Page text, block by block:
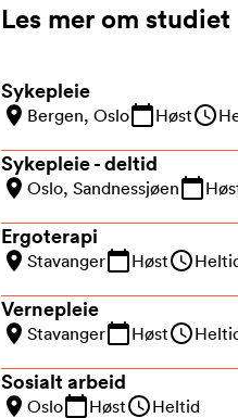
Les mer om studiet
Sykepleie
Bergen, Oslo Høst
Sykepleie - deltid
Oslo, Sandnessjøen
Ergoterapi
Stavanger Høst
Vernepleie
Stavanger Høst
Sosialt arbeid
Oslo Høst Heltid